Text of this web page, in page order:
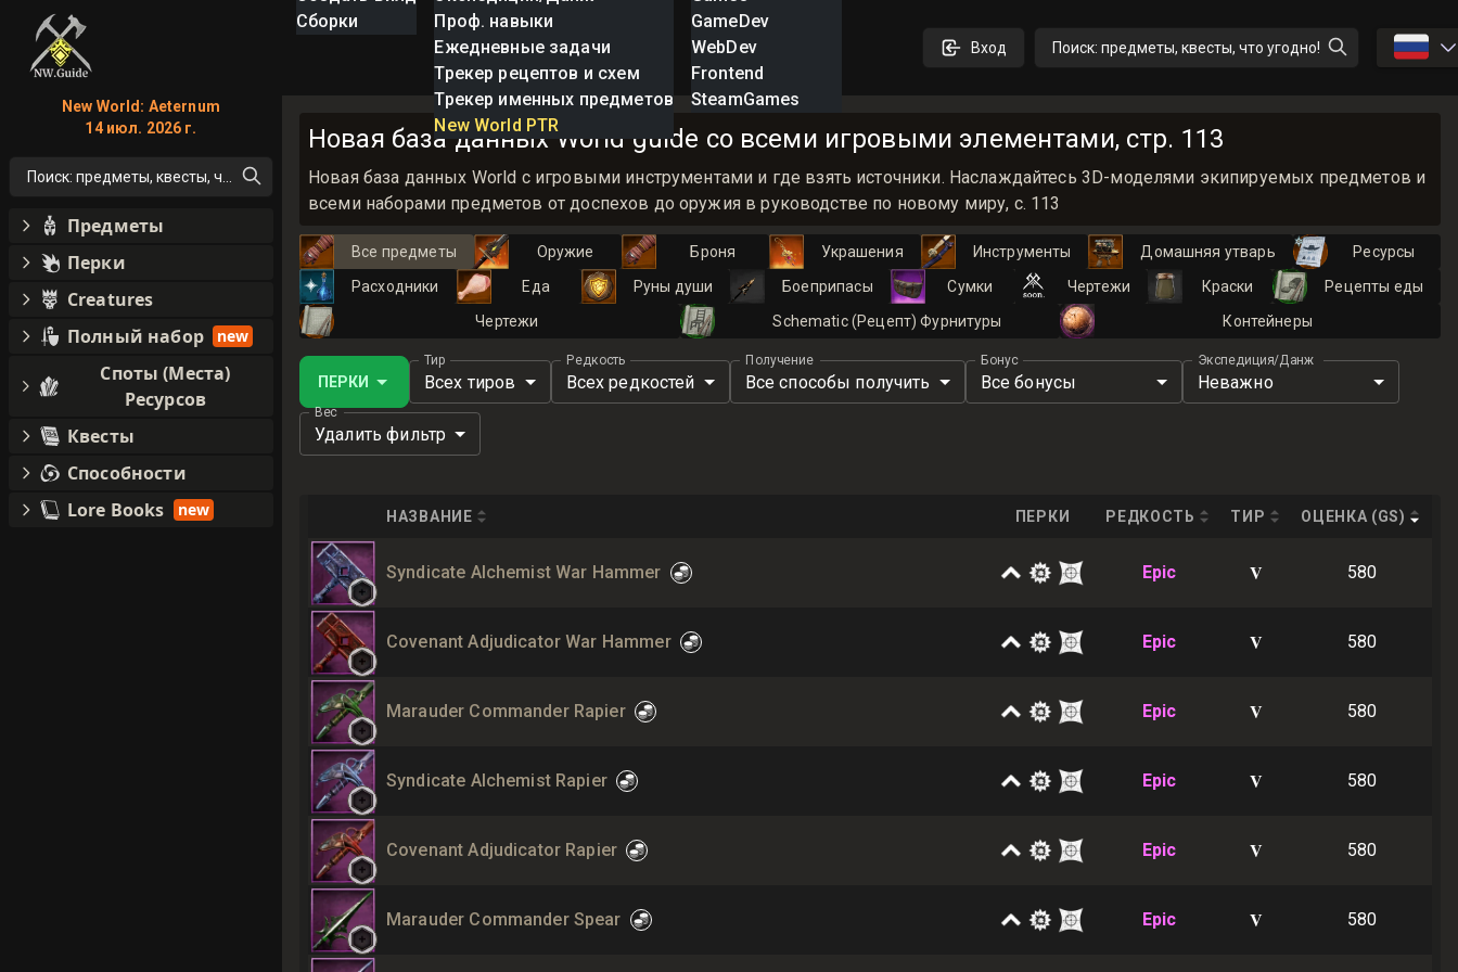
Сборки
Проф. навыки
Ежедневные задачи
Трекер рецептов и схем
Трекер именных предметов
New World PTR
GameDev
WebDev
Frontend
SteamGames
Вход Поиск: предметы, квесты, что угодно! 🇷🇺
Новая база данных World guide со всеми игровыми элементами, стр. 113
Новая база данных World с игровыми инструментами и где взять источники. Наслаждайтесь 3D-моделями экипируемых предметов и
всеми наборами предметов от доспехов до оружия в руководстве по новому миру, с. 113
Все предметы Оружие Броня Украшения Инструменты Домашняя утварь
Ресурсы
Расходники
Еда Руны души Боеприпасы Сумки Чертежи Краски
Рецепты еды
Чертежи
Schematic (Рецепт) Фурнитуры Контейнеры
ПЕРКИ
Тир
Всех тиров
Редкость
Всех редкостей
Получение
Все способы получить
Бонус
Все бонусы
Экспедиция/Данж
Неважно
Вес
Удалить фильтр
НАЗВАНИЕ ПЕРКИ РЕДКОСТЬ ТИР ОЦЕНКА (GS)
Syndicate Alchemist War Hammer Epic V 580
Covenant Adjudicator War Hammer Epic V 580
Marauder Commander Rapier Epic V 580
Syndicate Alchemist Rapier Epic V 580
Covenant Adjudicator Rapier Epic V 580
Marauder Commander Spear Epic V 580
New World: Aeternum
14 июл. 2026 г.
Поиск: предметы, квесты, что угодно!
Предметы
Перки
Creatures
Полный набор
new
Споты (Места)
Ресурсов
Квесты
Способности
Lore Books
new